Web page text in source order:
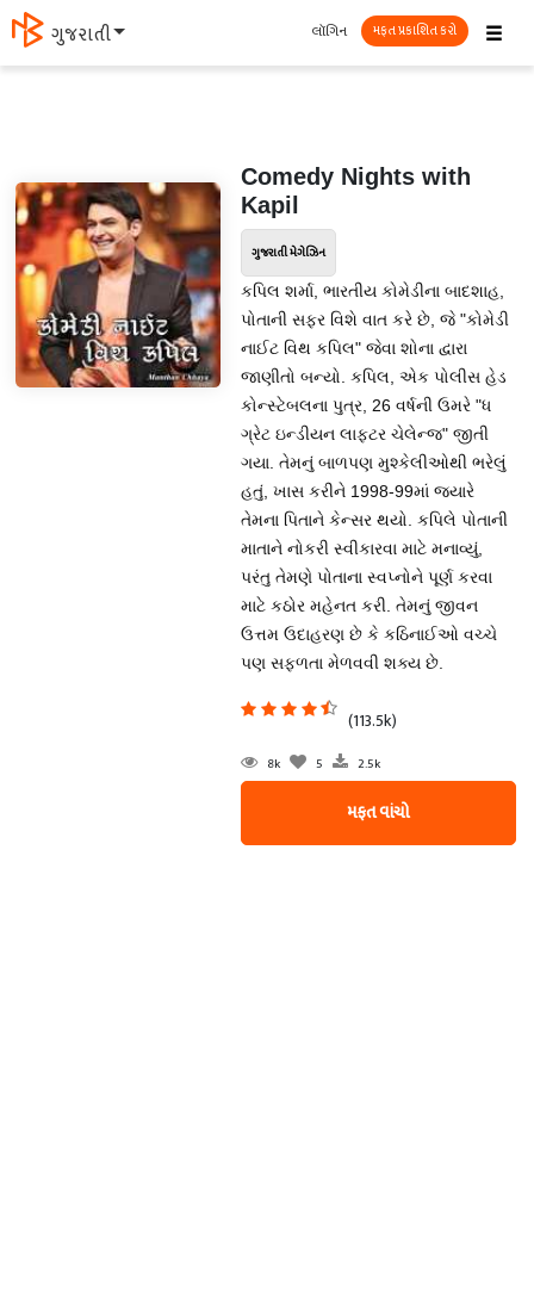
ગુજરાતી ☰
લૉગિન મફત પ્રકાશિત કરો
Comedy Nights with
Kapil
ગુજરાતી મેગેઝિન
કપિલ શર્મા, ભારતીય કોમેડીના બાદશાહ,
પોતાની સફર વિશે વાત કરે છે, જે "કોમેડી
નાઈટ વિથ કપિલ" જેવા શોના દ્વારા
જાણીતો બન્યો. કપિલ, એક પોલીસ હેડ
કોન્સ્ટેબલના પુત્ર, 26 વર્ષની ઉમરે "ધ
ગ્રેટ ઇન્ડીયન લાફ્ટર ચેલેન્જ" જીતી
ગયા. તેમનું બાળપણ મુશ્કેલીઓથી ભરેલું
હતું, ખાસ કરીને 1998-99માં જ્યારે
તેમના પિતાને કેન્સર થયો. કપિલે પોતાની
માતાને નોકરી સ્વીકારવા માટે મનાવ્યું,
પરંતુ તેમણે પોતાના સ્વપ્નોને પૂર્ણ કરવા
માટે કઠોર મહેનત કરી. તેમનું જીવન
ઉત્તમ ઉદાહરણ છે કે કઠિનાઈઓ વચ્ચે
પણ સફળતા મેળવવી શક્ય છે.
(113.5k)
8k 5 2.5k
મફત વાંચો